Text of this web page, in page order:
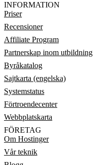
INFORMATION
Priser
Recensioner
Affiliate Program
Partnerskap inom utbildning
Byråkatalog
Sajtkarta (engelska)
Systemstatus
Förtroendecenter
Webbplatskarta
FÖRETAG
Om Hostinger
Vår teknik